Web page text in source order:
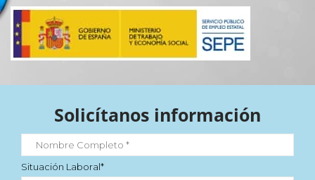
Solicítanos información
Situación Laboral*